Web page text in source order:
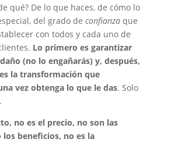
qué? De lo que haces, de cómo lo
del grado de confianzaque
con todos y cada uno de
Lo primero es garantizar
(no lo engañarás) y, después,
la transformación que
vez obtenga lo que le das. Solo
no es el precio, no son las
los beneficios, no es la